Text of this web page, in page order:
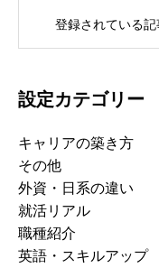
登録されている記
設定カテゴリー
キャリアの築き方
その他
外資・日系の違い
就活リアル
職種紹介
英語・スキルアップ